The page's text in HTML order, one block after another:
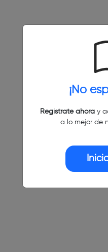
¡No
Regístrate ahoray
a lo mejor de